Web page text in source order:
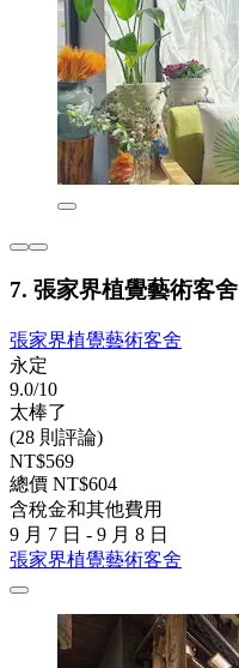
7. 張家界植覺藝術客舍
張家界植覺藝術客舍
永定
9.0/10
太棒了
(28 則評論)
NT$569
總價 NT$604
含稅金和其他費用
9 月 7 日 - 9 月 8 日
張家界植覺藝術客舍